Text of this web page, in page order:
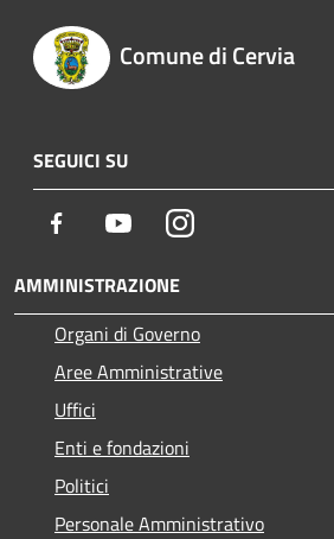
Comune di Cervia
SEGUICI SU
Facebook YoutubeInstagram
AMMINISTRAZIONE
Organi di Governo
Aree Amministrative
Uffici
Enti e fondazioni
Politici
Personale Amministrativo